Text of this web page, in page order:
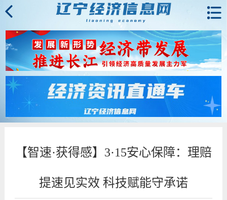
【智速·获得感】3·15安心保障：理赔
提速见实效 科技赋能守承诺